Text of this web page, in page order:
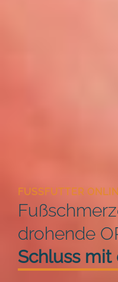
FUSSFUTTER
drohende
Schluss